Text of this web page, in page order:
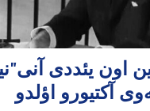
اون یئددی
آکتیورو اؤلدو